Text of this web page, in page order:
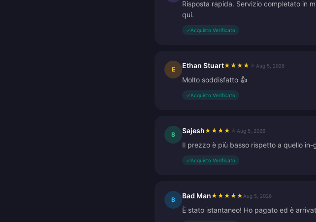
Risposta rapida. Servizio completato in
qui.
✓Acquisto Verificato
E Ethan Stuart★ ★ ★ ★ Aug 5, 2026
Molto soddisfatto 👍
✓Acquisto Verificato
S Sajesh★ ★ ★ ★ Aug 5, 2026
Il prezzo è più basso rispetto a quello
✓Acquisto Verificato
B Bad Man★ ★ ★ ★ ★ Aug 5, 2026
È stato istantaneo! Ho pagato ed è